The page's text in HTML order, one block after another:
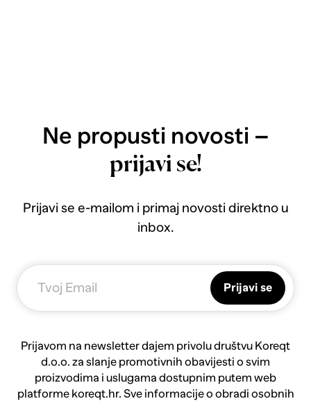
Ne propusti novosti –
prijavi se!
Prijavi se e-mailom i primaj novosti direktno u
inbox.
Prijavi se
Prijavom na newsletter dajem privolu društvu Koreqt
d.o.o. za slanje promotivnih obavijesti o svim
proizvodima i uslugama dostupnim putem web
platforme koreqt.hr. Sve informacije o obradi osobnih